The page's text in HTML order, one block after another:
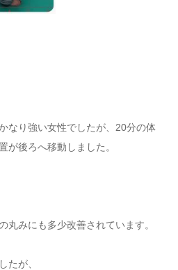
なり強い女性でしたが、20分の体
が後ろへ移動しました。
丸みにも多少改善されています。
たが、